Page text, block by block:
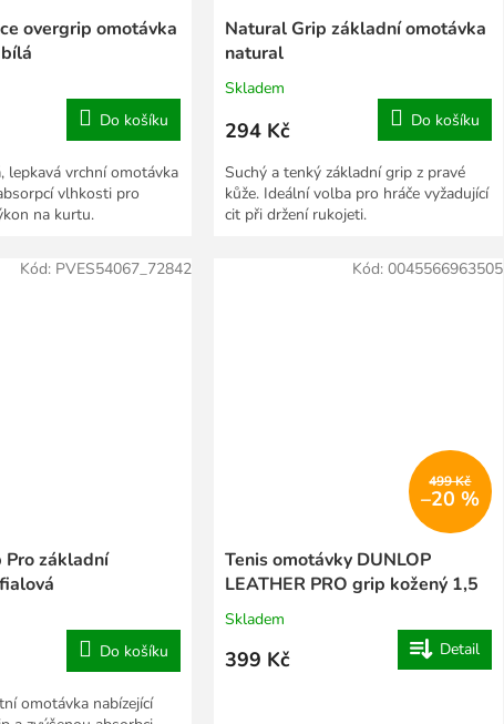
overgrip omotávka
Do košíku
lepkavá vrchní omotávka
vlhkosti pro
na kurtu.
Natural Grip základní omotávka
natural
Skladem
294 Kč Do košíku
Suchý a tenký základní grip z pravé
kůže. Ideální volba pro hráče vyžadující
cit při držení rukojeti.
Pro základní
Do košíku
omotávka nabízející
Kód: PVES54067_72842
499 Kč
–20 %
Tenis omotávky DUNLOP
LEATHER PRO grip kožený 1,5
mm
Skladem
399 Kč Detail
Kód: 0045566963505